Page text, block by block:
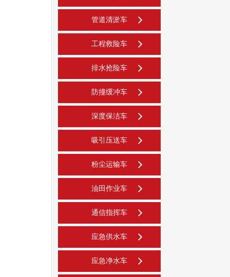
管道清淤车
工程救险车
排水抢险车
防撞缓冲车
深度保洁车
吸引压送车
粉尘运输车
油田作业车
通信指挥车
应急供水车
应急净水车